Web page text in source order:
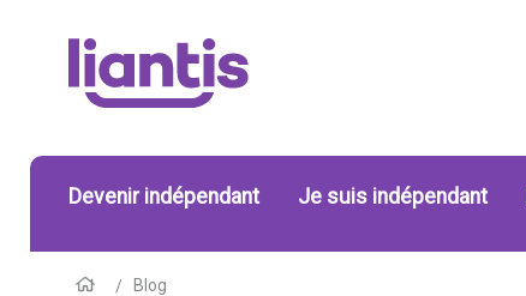
Devenir indépendant Je suis indépendant
Blog